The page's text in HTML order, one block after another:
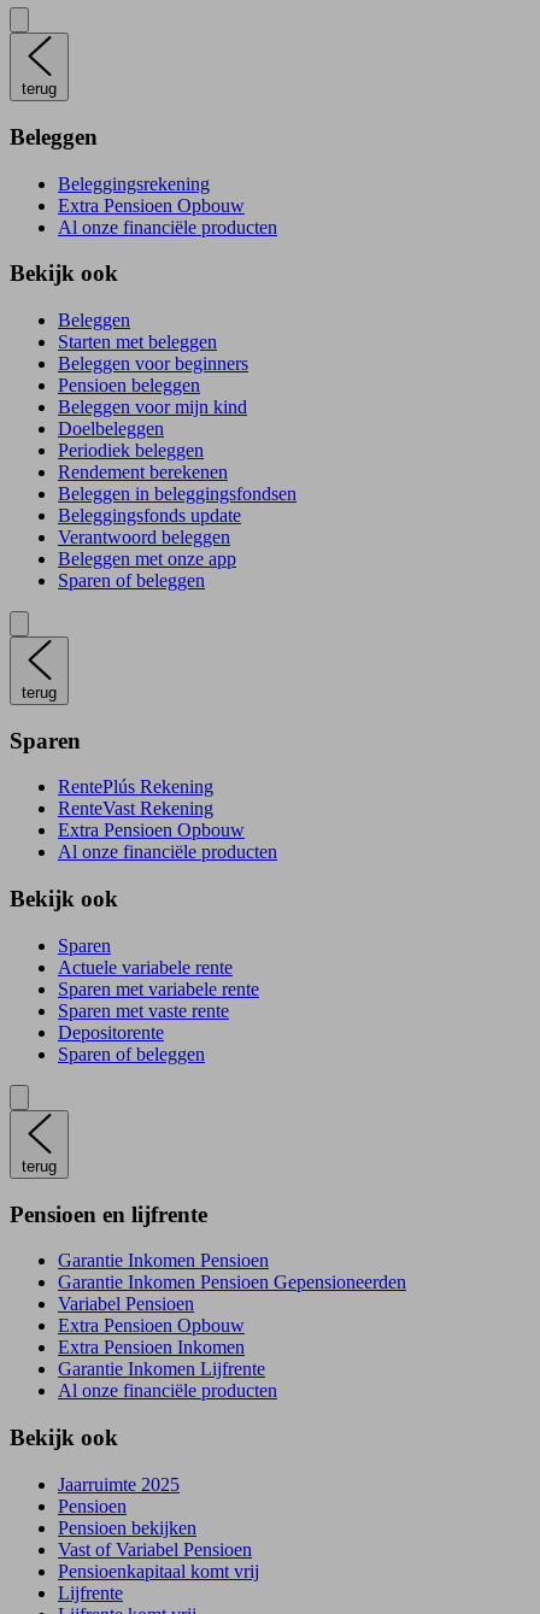
terug
Beleggen
Beleggingsrekening
Extra Pensioen Opbouw
Al onze financiële producten
Bekijk ook
Beleggen
Starten met beleggen
Beleggen voor beginners
Pensioen beleggen
Beleggen voor mijn kind
Doelbeleggen
Periodiek beleggen
Rendement berekenen
Beleggen in beleggingsfondsen
Beleggingsfonds update
Verantwoord beleggen
Beleggen met onze app
Sparen of beleggen
terug
Sparen
RentePlús Rekening
RenteVast Rekening
Extra Pensioen Opbouw
Al onze financiële producten
Bekijk ook
Sparen
Actuele variabele rente
Sparen met variabele rente
Sparen met vaste rente
Depositorente
Sparen of beleggen
terug
Pensioen en lijfrente
Garantie Inkomen Pensioen
Garantie Inkomen Pensioen Gepensioneerden
Variabel Pensioen
Extra Pensioen Opbouw
Extra Pensioen Inkomen
Garantie Inkomen Lijfrente
Al onze financiële producten
Bekijk ook
Jaarruimte 2025
Pensioen
Pensioen bekijken
Vast of Variabel Pensioen
Pensioenkapitaal komt vrij
Lijfrente